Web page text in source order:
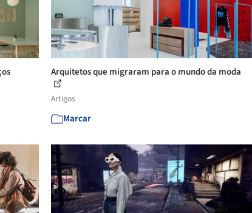
Arquitetos que migraram para o mundo da moda
Artigos
Marcar